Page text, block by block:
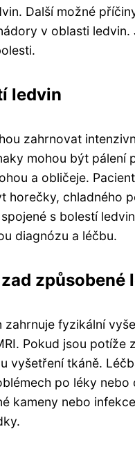
Další možné
v oblasti
ledvin
zahrnovat
mohou být pálení
a obličeje.
horečky, chladného
s bolestí
diagnózu a léčbu.
způsobené
fyzikální
Pokud jsou potíže
vyšetření tkáně.
po léky
kameny nebo